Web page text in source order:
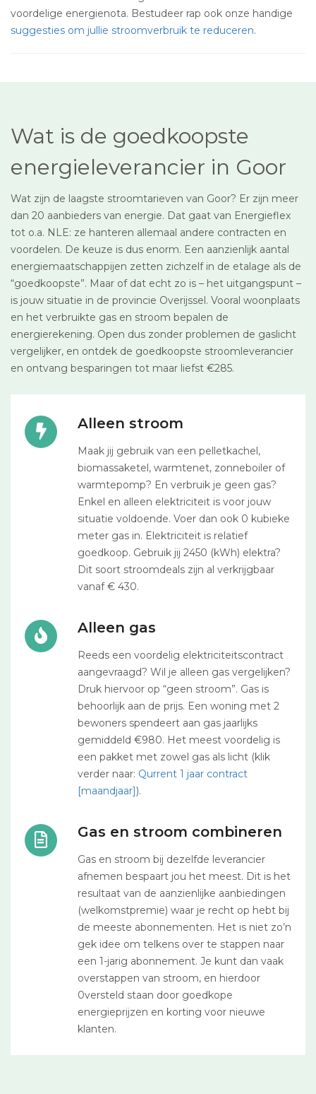
voordelige energienota. Bestudeer rap ook onze handige
suggesties om jullie stroomverbruik te reduceren.
Wat is de goedkoopste
energieleverancier in Goor
Wat zijn de laagste stroomtarieven van Goor? Er zijn meer
dan 20 aanbieders van energie. Dat gaat van Energieflex
tot o.a. NLE: ze hanteren allemaal andere contracten en
voordelen. De keuze is dus enorm. Een aanzienlijk aantal
energiemaatschappijen zetten zichzelf in de etalage als de
“goedkoopste”. Maar of dat echt zo is – het uitgangspunt –
is jouw situatie in de provincie Overijssel. Vooral woonplaats
en het verbruikte gas en stroom bepalen de
energierekening. Open dus zonder problemen de gaslicht
vergelijker, en ontdek de goedkoopste stroomleverancier
en ontvang besparingen tot maar liefst €285.
Alleen stroom
Maak jij gebruik van een pelletkachel,
biomassaketel, warmtenet, zonneboiler of
warmtepomp? En verbruik je geen gas?
Enkel en alleen elektriciteit is voor jouw
situatie voldoende. Voer dan ook 0 kubieke
meter gas in. Elektriciteit is relatief
goedkoop. Gebruik jij 2450 (kWh) elektra?
Dit soort stroomdeals zijn al verkrijgbaar
vanaf € 430.
Alleen gas
Reeds een voordelig elektriciteitscontract
aangevraagd? Wil je alleen gas vergelijken?
Druk hiervoor op “geen stroom”. Gas is
behoorlijk aan de prijs. Een woning met 2
bewoners spendeert aan gas jaarlijks
gemiddeld €980. Het meest voordelig is
een pakket met zowel gas als licht (klik
verder naar: Qurrent 1 jaar contract
[maandjaar]).
Gas en stroom combineren
Gas en stroom bij dezelfde leverancier
afnemen bespaart jou het meest. Dit is het
resultaat van de aanzienlijke aanbiedingen
(welkomstpremie) waar je recht op hebt bij
de meeste abonnementen. Het is niet zo’n
gek idee om telkens over te stappen naar
een 1-jarig abonnement. Je kunt dan vaak
overstappen van stroom, en hierdoor
0versteld staan door goedkope
energieprijzen en korting voor nieuwe
klanten.